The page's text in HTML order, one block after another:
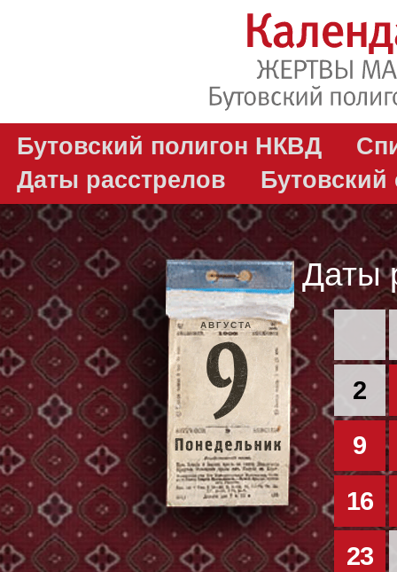
Бутовский полигон НКВД
Даты расстрелов
Бутовский
АВГУСТА
Даты
2
9
16
23